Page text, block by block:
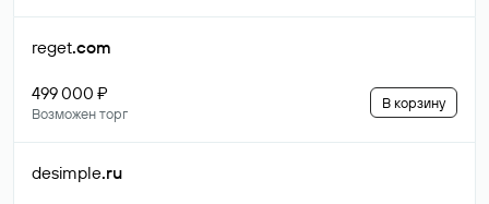
reget.com
499 000 ₽
Возможен торг
В корзину
desimple.ru